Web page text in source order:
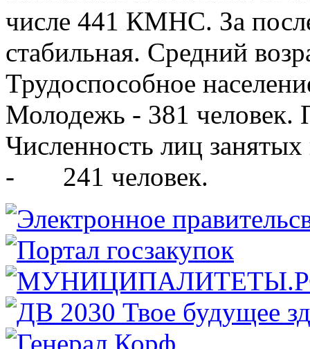
числе 441 КМНС. За
стабильная. Средний
Трудоспособное
Молодежь - 381 человек.
Численность лиц
- 241 человек.